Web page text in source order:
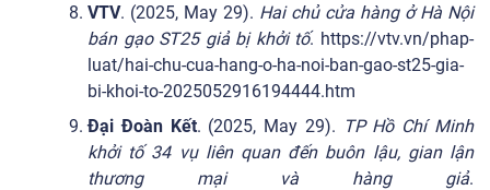
VTV. (2025, May 29). Hai chủ cửa hàng ở Hà Nội
bán gạo ST25 giả bị khởi tố. https://vtv.vn/phap-
luat/hai-chu-cua-hang-o-ha-noi-ban-gao-st25-gia-
bi-khoi-to-2025052916194444.htm
Đại Đoàn Kết. (2025, May 29). TP Hồ Chí Minh
khởi tố 34 vụ liên quan đến buôn lậu, gian lận
thương mại và hàng giả.